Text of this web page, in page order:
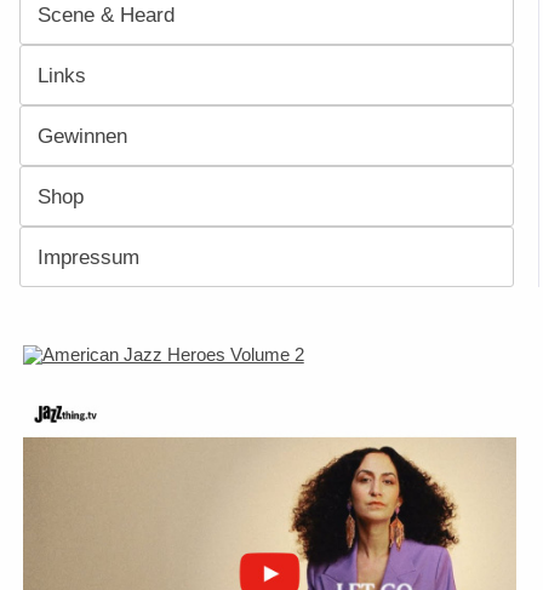
Scene & Heard
Links
Gewinnen
Shop
Impressum